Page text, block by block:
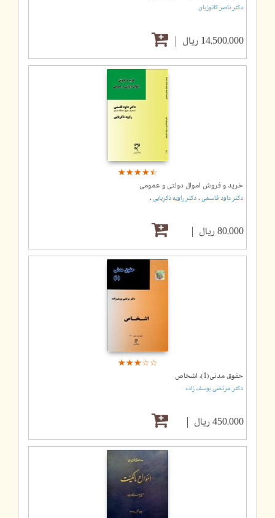
دکتر ناصر کاتوزیان
14,500,000 ریال
☆☆☆☆☆
★★★★★
خرید و فروش اموال دولتی و عمومی
دکتر داود قاسمی , دکتر راویه ذکریایی ,
80,000 ریال
☆☆☆☆☆
★★★★★
حقوق مدنی(1)، اشخاص
دکتر مرتضی یوسف زاده
450,000 ریال